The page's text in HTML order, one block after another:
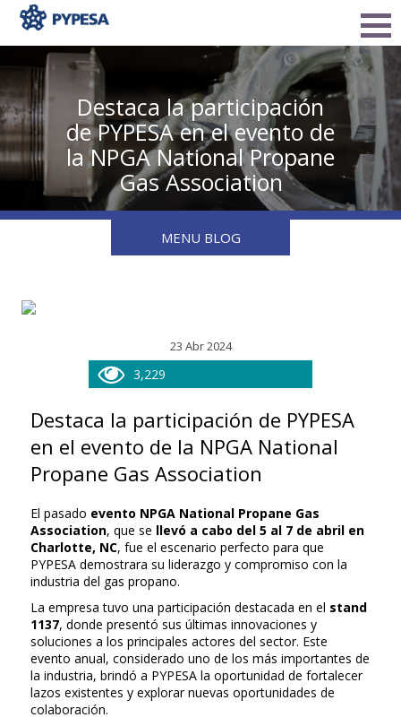
Destaca la participación
de PYPESA en el evento de
la NPGA National Propane
Gas Association
MENU BLOG
23 Abr 2024
3,229
Destaca la participación de PYPESA
en el evento de la NPGA National
Propane Gas Association
El pasado evento NPGA National Propane Gas
Association, que se llevó a cabo del 5 al 7 de abril en
Charlotte, NC, fue el escenario perfecto para que
PYPESA demostrara su liderazgo y compromiso con la
industria del gas propano.
La empresa tuvo una participación destacada en el stand
1137, donde presentó sus últimas innovaciones y
soluciones a los principales actores del sector. Este
evento anual, considerado uno de los más importantes de
la industria, brindó a PYPESA la oportunidad de fortalecer
lazos existentes y explorar nuevas oportunidades de
colaboración.